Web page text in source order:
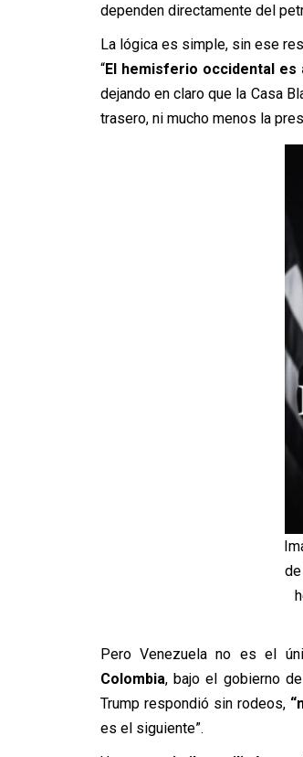
dependen directamente del
La lógica es simple, sin ese
“El hemisferio occidental es
dejando en claro que la Casa
trasero, ni mucho menos la
Pero Venezuela no es el
Colombia, bajo el gobierno
Trump respondió sin rodeos,
es el siguiente”.